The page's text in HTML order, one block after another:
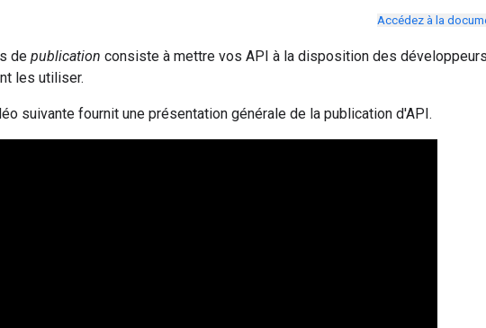
Accédez à la
de publication consiste à mettre vos API à la disposition des
les utiliser.
suivante fournit une présentation générale de la publication d'API.